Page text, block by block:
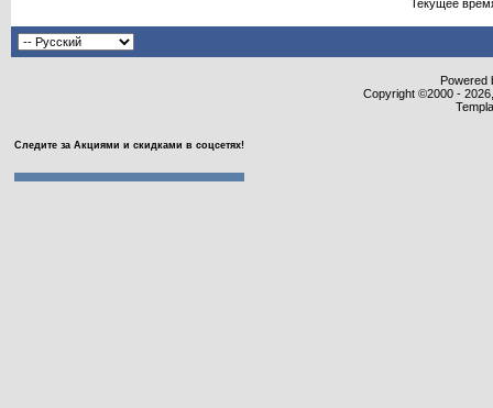
Текущее
Powered
Copyright ©2000 -
Следите за Акциями и скидками в соцсетях!